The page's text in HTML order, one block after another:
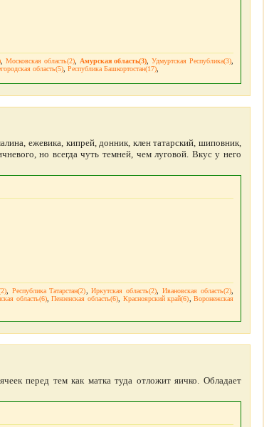
Московская область(2), Амурская область(3) ,Удмуртская Республика(3)
область(5) Республика Башкортостан(17)
ежевика, кипрей, донник, клен татарский, шиповник,
но всегда чуть темней, чем луговой. Вкус у него
, Республика Татарстан(2) ,Иркутская область(2) ,Ивановская область(2)
область(6),Пензенская область(6) Красноярский край(6) ,Воронежская
перед тем как матка туда отложит яичко. Обладает